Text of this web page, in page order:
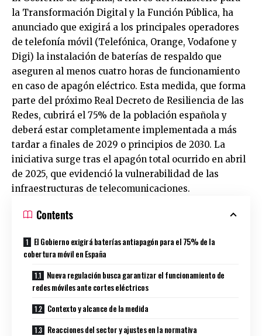
la Transformación Digital y la Función Pública, ha
anunciado que exigirá a los principales operadores
de telefonía móvil (Telefónica, Orange, Vodafone y
Digi) la instalación de baterías de respaldo que
aseguren al menos cuatro horas de funcionamiento
en caso de apagón eléctrico. Esta medida, que forma
parte del próximo Real Decreto de Resiliencia de las
Redes, cubrirá el 75% de la población española y
deberá estar completamente implementada a más
tardar a finales de 2029 o principios de 2030. La
iniciativa surge tras el apagón total ocurrido en abril
de 2025, que evidenció la vulnerabilidad de las
infraestructuras de telecomunicaciones.
Contents
El Gobierno exigirá baterías antiapagón para el 75% de la
cobertura móvil en España
Nueva regulación busca garantizar el funcionamiento de
redes móviles ante cortes eléctricos
Contexto y alcance de la medida
Reacciones del sector y ajustes en la normativa